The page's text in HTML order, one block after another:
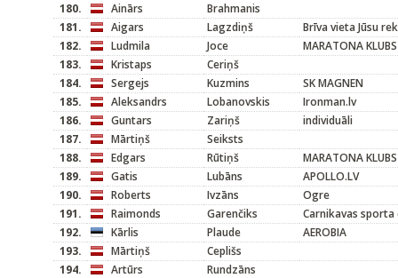
180.
Ainārs
Brahmanis
181.
Aigars Lagzdiņš
Brīva vieta Jūsu
182.
Ludmila Joce
MARATONA KLUBS
183.
Kristaps
Ceriņš
184.
Sergejs Kuzmins
SK MAGNEN
185.
Aleksandrs Lobanovskis
Ironman.lv
186.
Guntars Zariņš
individuāli
187.
Mārtiņš
Seiksts
188.
Edgars Rūtiņš
MARATONA KLUBS
189.
Gatis Lubāns
APOLLO.LV
190.
Roberts Ivzāns
Ogre
191.
Raimonds Garenčiks
Carnikavas sporta
192.
Kārlis Plaude
AEROBIA
193.
Mārtiņš
Ceplišs
194.
Artūrs
Rundzāns